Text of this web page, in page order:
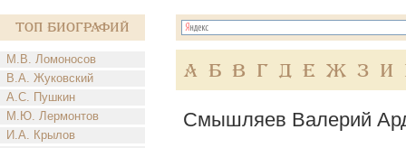
Топ Биографий
М.В. Ломоносов
В.А. Жуковский
А.С. Пушкин
М.Ю. Лермонтов
И.А. Крылов
А Б В Г Д Е Ж З И
Смышляев Валерий